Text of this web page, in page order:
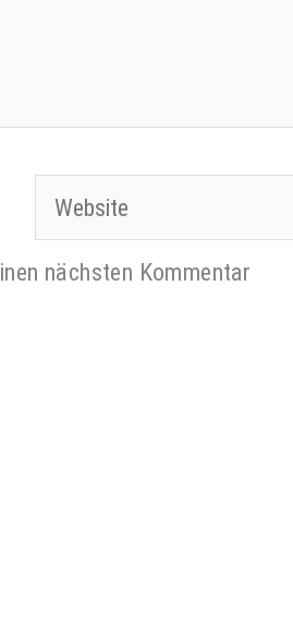
Website
nächsten Kommentar